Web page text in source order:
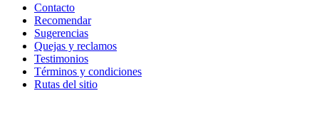
Contacto
Recomendar
Sugerencias
Quejas y reclamos
Testimonios
Términos y condiciones
Rutas del sitio